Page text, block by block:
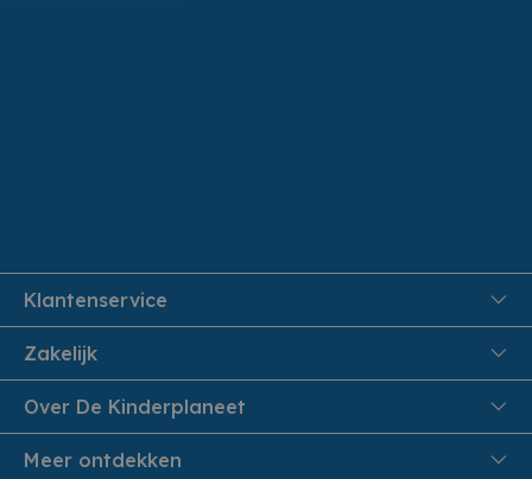
Klantenservice
FAQ
Veiligheid en Privacy
Levering aan huis
Zakelijk
Onthaalouders
Over De Kinderplaneet
Over ons
Meer ontdekken